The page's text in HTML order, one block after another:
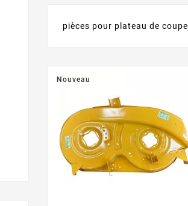
pièces pour plateau de coupe
Nouveau